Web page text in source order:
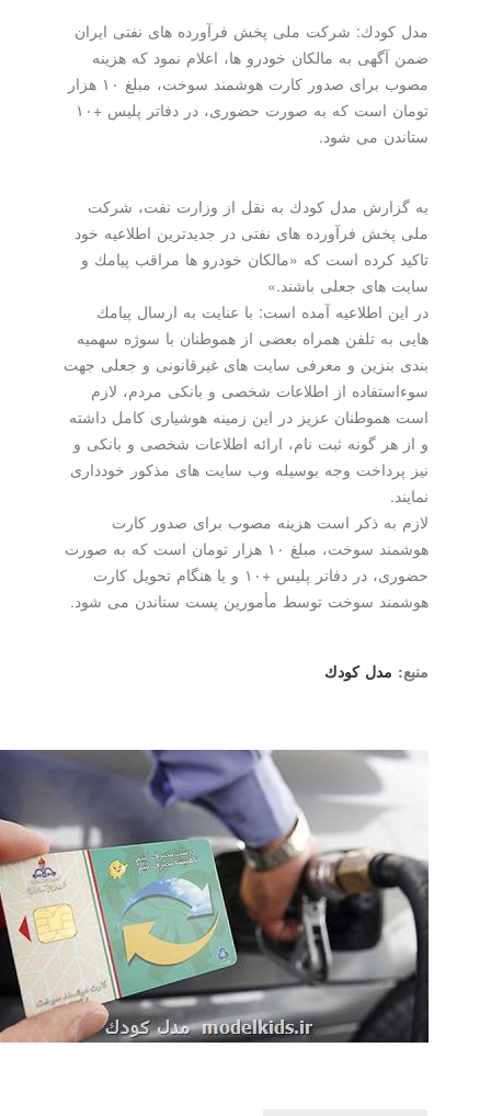
مدل كودك: شركت ملی پخش فرآورده های نفتی ایران
ضمن آگهی به مالكان خودرو ها، اعلام نمود كه هزینه
مصوب برای صدور كارت هوشمند سوخت، مبلغ ۱۰ هزار
تومان است كه به صورت حضوری، در دفاتر پلیس +۱۰
ستاندن می شود.
به گزارش مدل كودك به نقل از وزارت نفت، شركت
ملی پخش فرآورده های نفتی در جدیدترین اطلاعیه خود
تاكید كرده است كه «مالكان خودرو ها مراقب پیامك و
سایت های جعلی باشند.»
در این اطلاعیه آمده است: با عنایت به ارسال پیامك
هایی به تلفن همراه بعضی از هموطنان با سوژه سهمیه
بندی بنزین و معرفی سایت های غیرقانونی و جعلی جهت
سوءاستفاده از اطلاعات شخصی و بانكی مردم، لازم
است هموطنان عزیز در این زمینه هوشیاری كامل داشته
و از هر گونه ثبت نام، ارائه اطلاعات شخصی و بانكی و
نیز پرداخت وجه بوسیله وب سایت های مذكور خودداری
لازم به ذكر است هزینه مصوب برای صدور كارت
هوشمند سوخت، مبلغ ۱۰ هزار تومان است كه به صورت
حضوری، در دفاتر پلیس +۱۰ و یا هنگام تحویل كارت
هوشمند سوخت توسط مأمورین پست ستاندن می شود.
مدل كودك